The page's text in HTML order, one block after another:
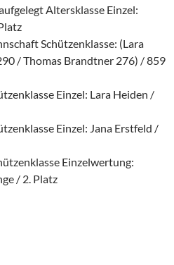
Altersklasse Einzel:
Schützenklasse: (Lara
/ Thomas Brandtner 276) / 859
Einzel: Lara Heiden /
Einzel: Jana Erstfeld /
Einzelwertung:
/ 2. Platz